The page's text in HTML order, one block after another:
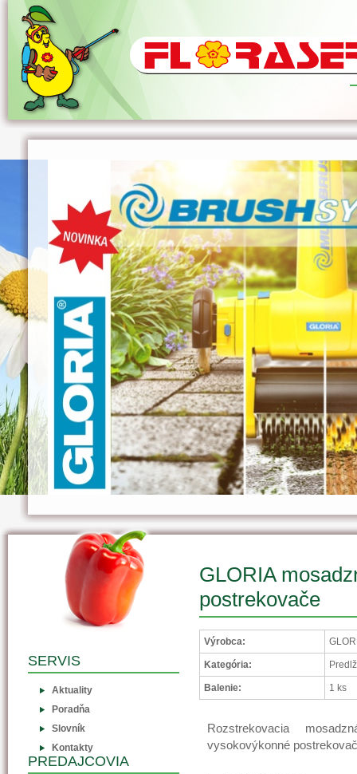
GLORIA
postrekovače
Výrobca:
Kategória:
Balenie: 1 ks
Rozstrekovacia
vysokovýkonné
SERVIS
Aktuality
Poradňa
Slovník
Kontakty
PREDAJCOVIA